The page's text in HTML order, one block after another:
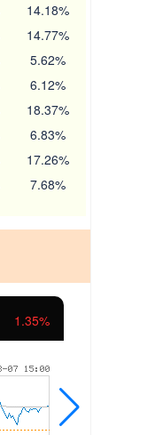
14.18%
14.77%
5.62%
6.12%
18.37%
6.83%
17.26%
7.68%
1.35%